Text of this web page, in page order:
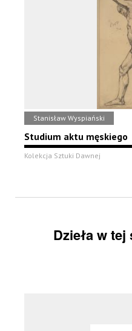
Stanisław Wyspiański
Studium aktu męskiego
Kolekcja Sztuki Dawnej
Dzieła w